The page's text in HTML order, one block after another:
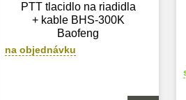
PTT tlacidlo na riadidla
+ kable BHS-300K
Baofeng
na objednávku